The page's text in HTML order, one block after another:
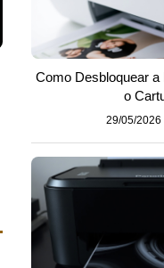
Como Desbloquear
o
29/05/2026